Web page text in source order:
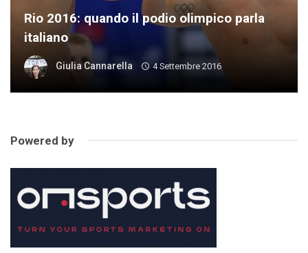
Rio 2016: quando il podio olimpico parla
italiano
Giulia Cannarella 4 Settembre 2016
Powered by